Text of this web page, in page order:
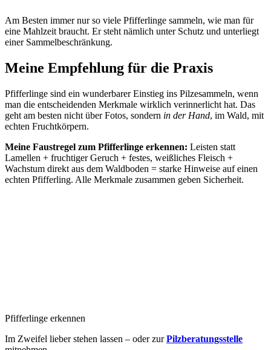
Am Besten immer nur so viele Pfifferlinge sammeln, wie man für
eine Mahlzeit braucht. Er steht nämlich unter Schutz und unterliegt
einer Sammelbeschränkung.
Meine Empfehlung für die Praxis
Pfifferlinge sind ein wunderbarer Einstieg ins Pilzesammeln, wenn
man die entscheidenden Merkmale wirklich verinnerlicht hat. Das
geht am besten nicht über Fotos, sondern in der Hand, im Wald, mit
echten Fruchtkörpern.
Meine Faustregel zum Pfifferlinge erkennen: Leisten statt
Lamellen + fruchtiger Geruch + festes, weißliches Fleisch +
Wachstum direkt aus dem Waldboden = starke Hinweise auf einen
echten Pfifferling. Alle Merkmale zusammen geben Sicherheit.
Pfifferlinge erkennen
Im Zweifel lieber stehen lassen – oder zurPilzberatungsstelle